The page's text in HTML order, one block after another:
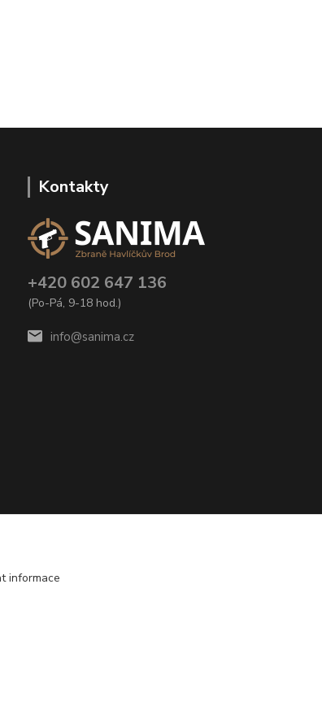
Kontakty
+420 602 647 136
(Po-Pá, 9-18 hod.)
info@sanima.cz
informace